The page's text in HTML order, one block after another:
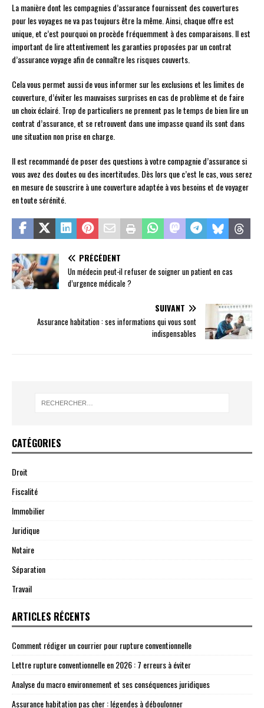
La manière dont les compagnies d’assurance fournissent des couvertures
pour les voyages ne va pas toujours être la même. Ainsi, chaque offre est
unique, et c’est pourquoi on procède fréquemment à des comparaisons. Il est
important de lire attentivement les garanties proposées par un contrat
d’assurance voyage afin de connaître les risques couverts.
Cela vous permet aussi de vous informer sur les exclusions et les limites de
couverture, d’éviter les mauvaises surprises en cas de problème et de faire
un choix éclairé. Trop de particuliers ne prennent pas le temps de bien lire un
contrat d’assurance, et se retrouvent dans une impasse quand ils sont dans
une situation non prise en charge.
Il est recommandé de poser des questions à votre compagnie d’assurance si
vous avez des doutes ou des incertitudes. Dès lors que c’est le cas, vous serez
en mesure de souscrire à une couverture adaptée à vos besoins et de voyager
en toute sérénité.
PRÉCÉDENT
Un médecin peut-il refuser de soigner un patient en cas
d’urgence médicale ?
SUIVANT
Assurance habitation : ses informations qui vous sont
indispensables
CATÉGORIES
Droit
Fiscalité
Immobilier
Juridique
Notaire
Séparation
Travail
ARTICLES RÉCENTS
Comment rédiger un courrier pour rupture conventionnelle
Lettre rupture conventionnelle en 2026 : 7 erreurs à éviter
Analyse du macro environnement et ses conséquences juridiques
Assurance habitation pas cher : légendes à déboulonner